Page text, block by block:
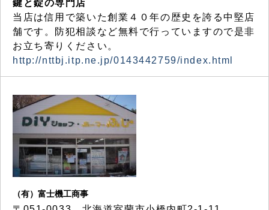
鍵と錠の専門店
当店は信用で築いた創業４０年の歴史を誇る中堅店
舗です。防犯相談など無料で行っていますので是非
お立ち寄りください。
http://nttbj.itp.ne.jp/0143442759/index.html
（有）富士機工商事